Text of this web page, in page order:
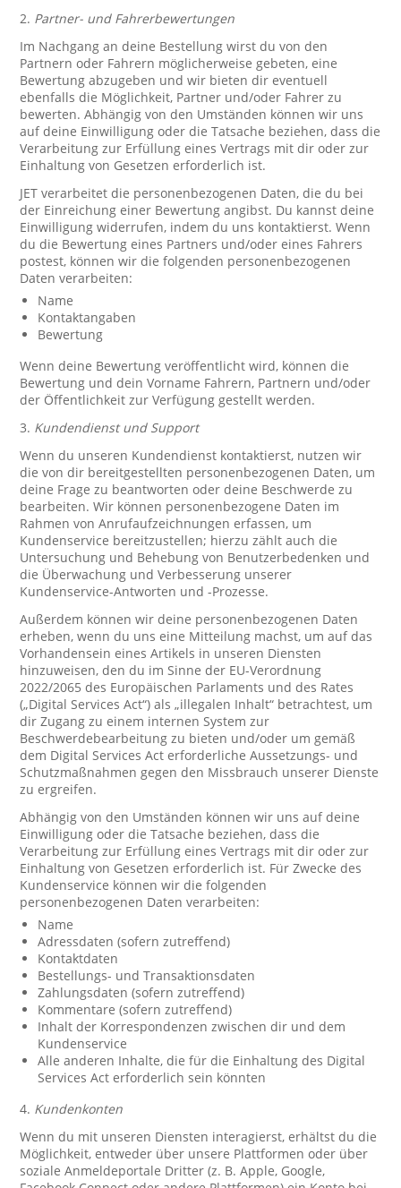
2. Partner- und Fahrerbewertungen
Im Nachgang an deine Bestellung wirst du von den
Partnern oder Fahrern möglicherweise gebeten, eine
Bewertung abzugeben und wir bieten dir eventuell
ebenfalls die Möglichkeit, Partner und/oder Fahrer zu
bewerten. Abhängig von den Umständen können wir uns
auf deine Einwilligung oder die Tatsache beziehen, dass die
Verarbeitung zur Erfüllung eines Vertrags mit dir oder zur
Einhaltung von Gesetzen erforderlich ist.
JET verarbeitet die personenbezogenen Daten, die du bei
der Einreichung einer Bewertung angibst. Du kannst deine
Einwilligung widerrufen, indem du uns kontaktierst. Wenn
du die Bewertung eines Partners und/oder eines Fahrers
postest, können wir die folgenden personenbezogenen
Daten verarbeiten:
Name
Kontaktangaben
Bewertung
Wenn deine Bewertung veröffentlicht wird, können die
Bewertung und dein Vorname Fahrern, Partnern und/oder
der Öffentlichkeit zur Verfügung gestellt werden.
3. Kundendienst und Support
Wenn du unseren Kundendienst kontaktierst, nutzen wir
die von dir bereitgestellten personenbezogenen Daten, um
deine Frage zu beantworten oder deine Beschwerde zu
bearbeiten. Wir können personenbezogene Daten im
Rahmen von Anrufaufzeichnungen erfassen, um
Kundenservice bereitzustellen; hierzu zählt auch die
Untersuchung und Behebung von Benutzerbedenken und
die Überwachung und Verbesserung unserer
Kundenservice-Antworten und -Prozesse.
Außerdem können wir deine personenbezogenen Daten
erheben, wenn du uns eine Mitteilung machst, um auf das
Vorhandensein eines Artikels in unseren Diensten
hinzuweisen, den du im Sinne der EU-Verordnung
2022/2065 des Europäischen Parlaments und des Rates
(„Digital Services Act“) als „illegalen Inhalt“ betrachtest, um
dir Zugang zu einem internen System zur
Beschwerdebearbeitung zu bieten und/oder um gemäß
dem Digital Services Act erforderliche Aussetzungs- und
Schutzmaßnahmen gegen den Missbrauch unserer Dienste
zu ergreifen.
Abhängig von den Umständen können wir uns auf deine
Einwilligung oder die Tatsache beziehen, dass die
Verarbeitung zur Erfüllung eines Vertrags mit dir oder zur
Einhaltung von Gesetzen erforderlich ist. Für Zwecke des
Kundenservice können wir die folgenden
personenbezogenen Daten verarbeiten:
Name
Adressdaten (sofern zutreffend)
Kontaktdaten
Bestellungs- und Transaktionsdaten
Zahlungsdaten (sofern zutreffend)
Kommentare (sofern zutreffend)
Inhalt der Korrespondenzen zwischen dir und dem
Kundenservice
Alle anderen Inhalte, die für die Einhaltung des Digital
Services Act erforderlich sein könnten
4. Kundenkonten
Wenn du mit unseren Diensten interagierst, erhältst du die
Möglichkeit, entweder über unsere Plattformen oder über
soziale Anmeldeportale Dritter (z. B. Apple, Google,